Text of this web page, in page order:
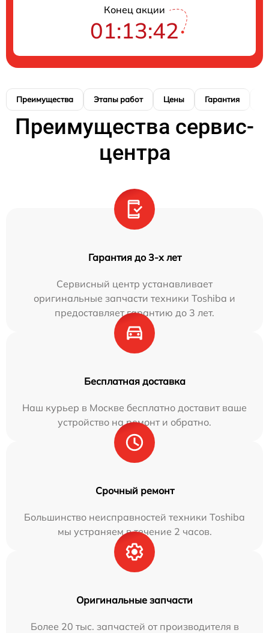
Конец акции
01:13:41
Преимущества Этапы работ Цены Гарантия
Преимущества сервис-
центра
Гарантия до 3-х лет
Сервисный центр устанавливает
оригинальные запчасти техники Toshiba и
предоставляет гарантию до 3 лет.
Бесплатная доставка
Наш курьер в Москве бесплатно доставит ваше
устройство на ремонт и обратно.
Срочный ремонт
Большинство неисправностей техники Toshiba
мы устраняем в течение 2 часов.
Оригинальные запчасти
Более 20 тыс. запчастей от производителя в